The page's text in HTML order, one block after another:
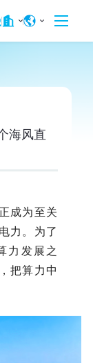
海风直
成为至关
力。为了
力发展之
把算力中